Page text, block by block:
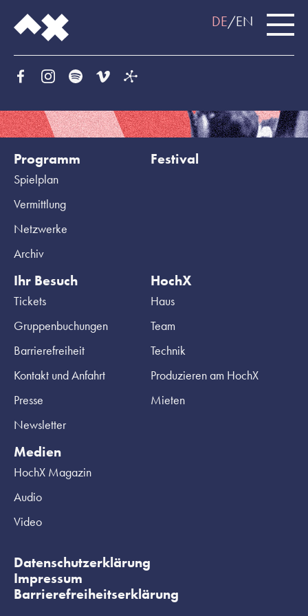
DE EN
Programm
Spielplan
Vermittlung
Netzwerke
Archiv
Festival
Ihr Besuch
Tickets
Gruppenbuchungen
Barrierefreiheit
Kontakt und Anfahrt
Presse
Newsletter
HochX
Haus
Team
Technik
Produzieren am HochX
Mieten
Medien
HochX Magazin
Audio
Video
Datenschutzerklärung
Impressum
Barrierefreiheitserklärung